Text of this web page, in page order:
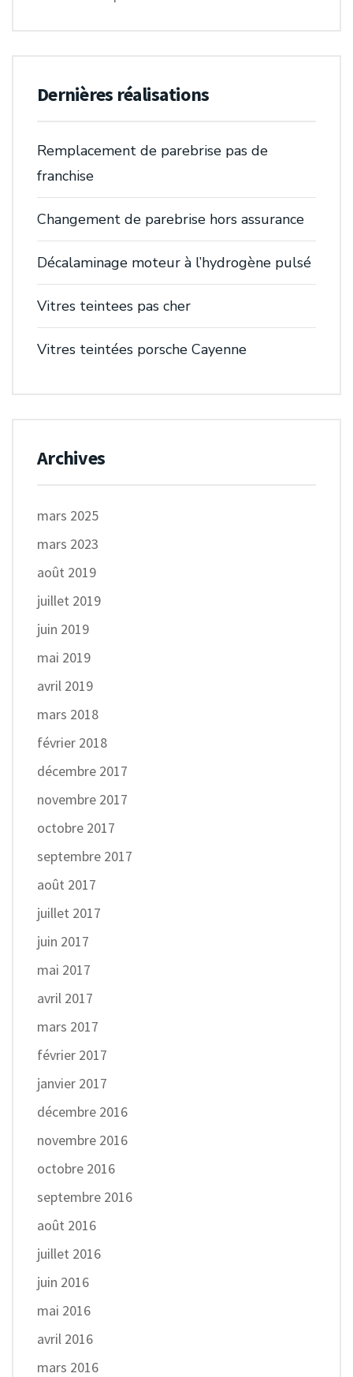
Dernières réalisations
Remplacement de parebrise pas de
franchise
Changement de parebrise hors assurance
Décalaminage moteur à l’hydrogène pulsé
Vitres teintees pas cher
Vitres teintées porsche Cayenne
Archives
mars 2025
mars 2023
août 2019
juillet 2019
juin 2019
mai 2019
avril 2019
mars 2018
février 2018
décembre 2017
novembre 2017
octobre 2017
septembre 2017
août 2017
juillet 2017
juin 2017
mai 2017
avril 2017
mars 2017
février 2017
janvier 2017
décembre 2016
novembre 2016
octobre 2016
septembre 2016
août 2016
juillet 2016
juin 2016
mai 2016
avril 2016
mars 2016